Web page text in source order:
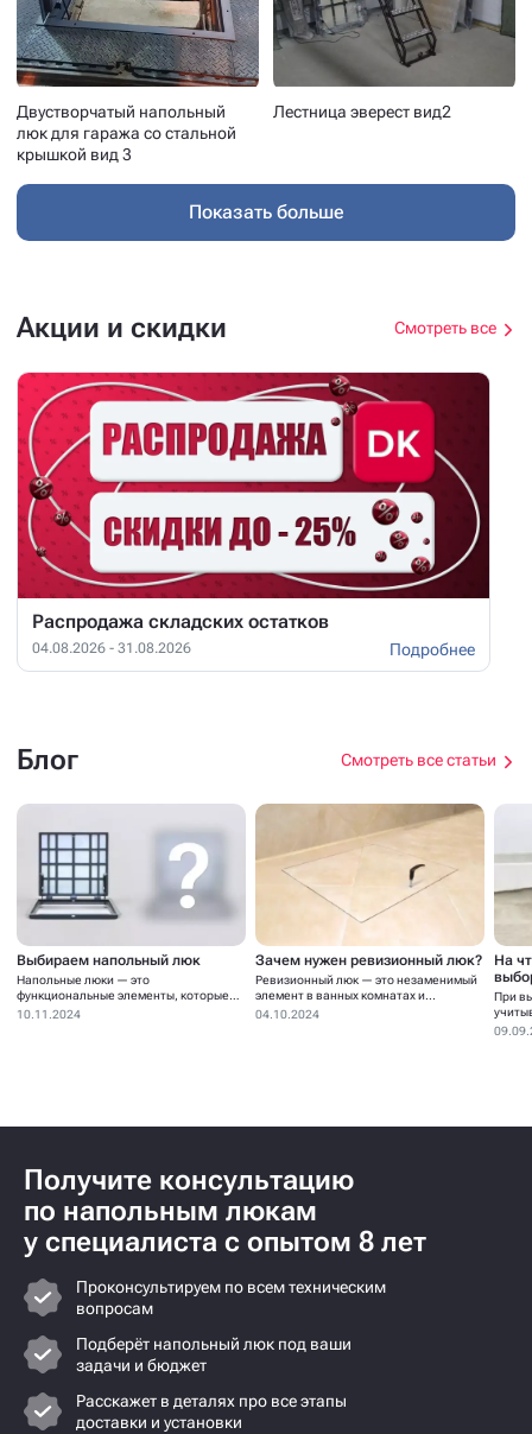
Двустворчатый напольный
люк для гаража со стальной
крышкой вид 3
Лестница эверест вид2
Показать больше
Акции и скидки Смотреть все
Распродажа складских остатков
04.08.2026 - 31.08.2026 Подробнее
Блог Смотреть все статьи
Выбираем напольный люк
Напольные люки — это
функциональные элементы, которые
устанавливаются для...
10.11.2024
Зачем нужен ревизионный люк?
Ревизионный люк — это незаменимый
элемент в ванных комнатах и...
04.10.2024
На
При
Получите консультацию
по напольным люкам
у специалиста с опытом 8 лет
Проконсультируем по всем техническим
вопросам
Подберёт напольный люк под ваши
задачи и бюджет
Расскажет в деталях про все этапы
доставки и установки